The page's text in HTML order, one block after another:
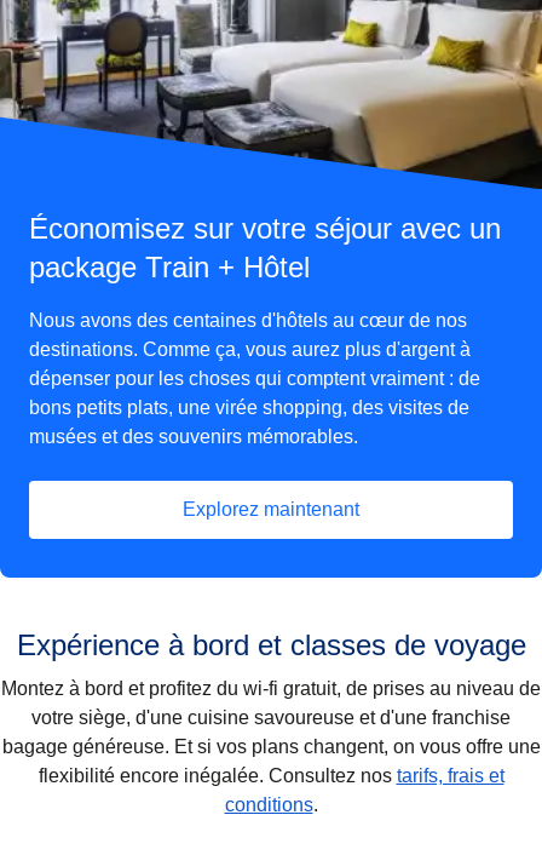
Économisez sur votre séjour avec un
package Train + Hôtel
Nous avons des centaines d'hôtels au cœur de nos
destinations. Comme ça, vous aurez plus d'argent à
dépenser pour les choses qui comptent vraiment : de
bons petits plats, une virée shopping, des visites de
musées et des souvenirs mémorables.
Explorez maintenant
(Ouvre un nouvel onglet
Expérience à bord et classes de voyage
Montez à bord et profitez du wi-fi gratuit, de prises au niveau de
votre siège, d'une cuisine savoureuse et d'une franchise
bagage généreuse. Et si vos plans changent, on vous offre une
flexibilité encore inégalée. Consultez nos tarifs, frais et
conditions.